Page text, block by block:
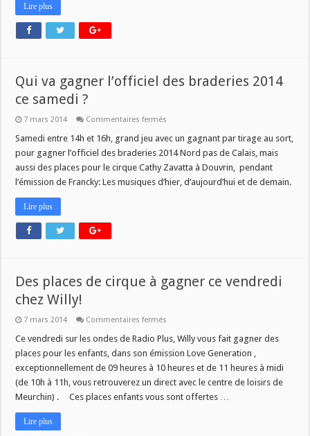
Lire plus
Qui va gagner l’officiel des braderies 2014
ce samedi ?
7 mars 2014 Commentaires fermés
va
gagner
l’officiel
des
braderies
2014
Samedi entre 14h et 16h, grand jeu avec un gagnant par tirage au sort,
pour gagner l’officiel des braderies 2014 Nord pas de Calais, mais
aussi des places pour le cirque Cathy Zavatta à Douvrin, pendant
l’émission de Francky: Les musiques d’hier, d’aujourd’hui et de demain.
Lire plus
Des places de cirque à gagner ce vendredi
chez Willy!
7 mars 2014 Commentaires fermés
places
de
cirque
à
gagner
ce
vendredi
chez
Ce vendredi sur les ondes de Radio Plus, Willy vous fait gagner des
places pour les enfants, dans son émission Love Generation ,
exceptionnellement de 09 heures à 10 heures et de 11 heures à midi
(de 10h à 11h, vous retrouverez un direct avec le centre de loisirs de
Meurchin) . Ces places enfants vous sont offertes …
Lire plus